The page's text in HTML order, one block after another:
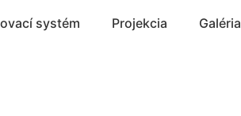
systém Projekcia Galéria